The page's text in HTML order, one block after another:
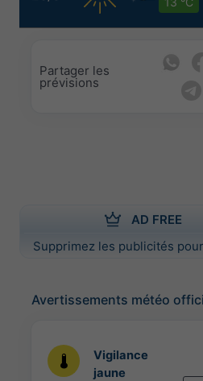
Partager les
prévisions
AD FREE
Supprimez les publicités
Avertissements météo
Vigilance
jaune